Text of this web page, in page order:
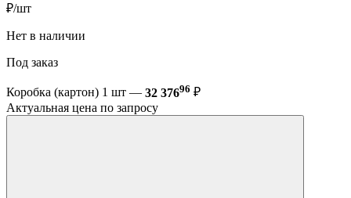
₽/шт
Нет в наличии
Под заказ
Коробка (картон) 1 шт — 32 37696 ₽
Актуальная цена по запросу